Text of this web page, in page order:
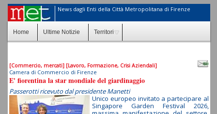
News dagli Enti della Città Metropolitana di Firenze
Home Ultime Notizie Territori
[Commercio, mercati] [Lavoro, Formazione, Crisi Aziendali]
Camera di Commercio di Firenze
E' fiorentina la star mondiale del giardinaggio
Passerotti ricevuto dal presidente Manetti
Unico europeo invitato a partecipare al
Singapore Garden Festival 2026,